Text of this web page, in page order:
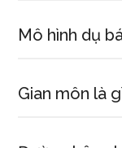
Mô hình dụ
Gian môn là